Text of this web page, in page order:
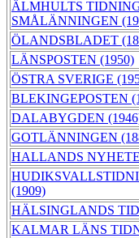
ÄLMHULTS
SMÅLÄNNINGEN
ÖLANDSBLADET
LÄNSPOSTEN (1950)
ÖSTRA SVERIGE
BLEKINGEPOSTEN
DALABYGDEN
GOTLÄNNINGEN
HALLANDS
(1909)
HÄLSINGLANDS
KALMAR LÄNS